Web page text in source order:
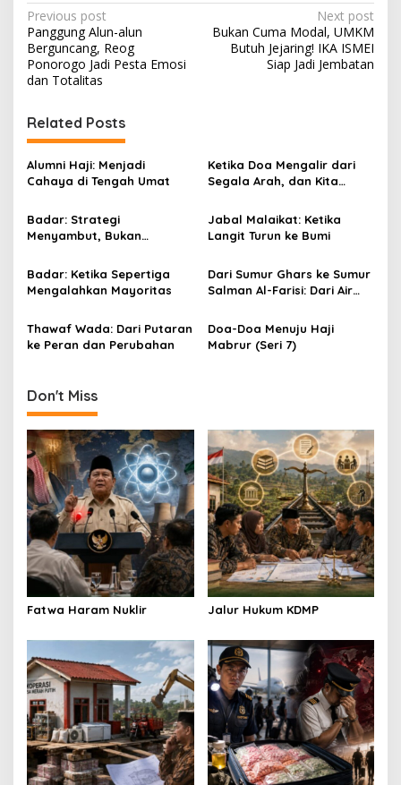
P
o
s
n
a
v
g
a
t
i
o
n
Previous post
Panggung Alun-alun
Berguncang, Reog
Ponorogo Jadi Pesta Emosi
dan Totalitas
Next post
Bukan Cuma Modal, UMKM
Butuh Jejaring! IKA ISMEI
Siap Jadi Jembatan
Related Posts
Alumni Haji: Menjadi
Cahaya di Tengah Umat
Ketika Doa Mengalir dari
Segala Arah, dan Kita
Badar: Strategi
Menyambut, Bukan
Jabal Malaikat: Ketika
Langit Turun ke Bumi
Badar: Ketika Sepertiga
Mengalahkan Mayoritas
Dari Sumur Ghars ke Sumur
Salman Al-Farisi: Dari Air
yang Mengalirkan
Thawaf Wada: Dari Putaran
ke Peran dan Perubahan
Doa-Doa Menuju Haji
Mabrur (Seri 7)
Don't Miss
Fatwa Haram Nuklir Jalur Hukum KDMP